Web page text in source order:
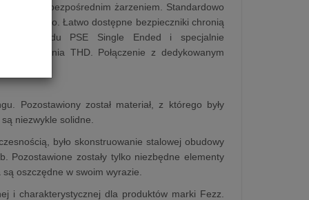
300B z bezpośrednim żarzeniem. Standardowo
logo. Łatwo dostępne bezpieczniki chronią
układu PSE Single Ended i specjalnie
THD. Połączenie z dedykowanym
cenie.
Pozostawiony został materiał, z którego były
niezwykle solidne.
było skonstruowanie stalowej obudowy
Pozostawione zostały tylko niezbędne elementy
oszczędne w swoim wyrazie.
i charakterystycznej dla produktów marki Fezz.